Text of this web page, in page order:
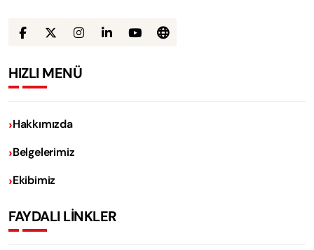
HIZLI MENÜ
Hakkımızda
Belgelerimiz
Ekibimiz
FAYDALI LİNKLER